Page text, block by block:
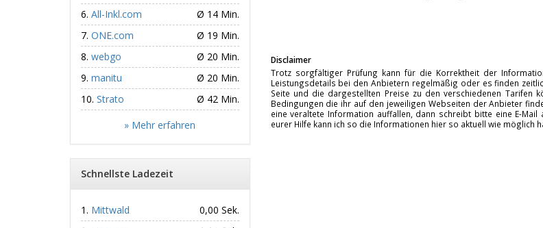
Disclaimer
Trotz sorgfältiger Prüfung kann für die Korrektheit der
Leistungsdetails bei den Anbietern regelmäßig oder es finden
Seite und die dargestellten Preise zu den verschiedenen
Bedingungen die ihr auf den jeweiligen Webseiten der Anbieter
eine veraltete Information auffallen, dann schreibt bitte eine E-Mail
eurer Hilfe kann ich so die Informationen hier so aktuell wie möglich
All-Inkl.com
Ø 14 Min.
ONE.com
Ø 19 Min.
webgo
Ø 20 Min.
manitu
Ø 20 Min.
Strato
Ø 42 Min.
» Mehr erfahren
Schnellste Ladezeit
Mittwald
0,00 Sek.